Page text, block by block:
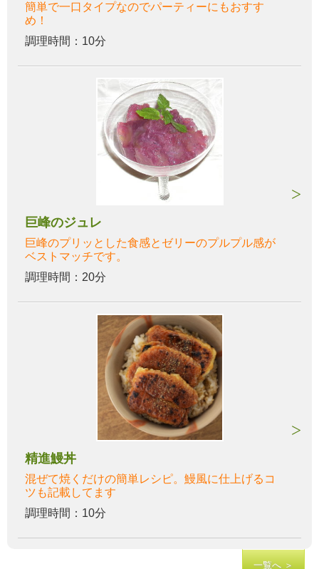
簡単で一口タイプなのでパーティーにもおすす
め！
調理時間：10分
巨峰のジュレ
巨峰のプリッとした食感とゼリーのプルプル感が
ベストマッチです。
調理時間：20分
精進鰻丼
混ぜて焼くだけの簡単レシピ。鰻風に仕上げるコ
ツも記載してます
調理時間：10分
一覧へ ＞